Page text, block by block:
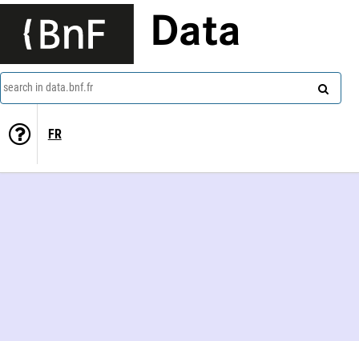
Data
search in data.bnf.fr
FR